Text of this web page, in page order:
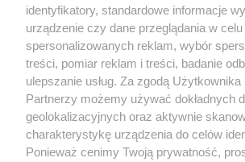
identyfikatory, standardowe informacje
urządzenie czy dane przeglądania w
spersonalizowanych reklam, wybór
treści, pomiar reklam i treści, badanie
ulepszanie usług. Za zgodą
Partnerzy możemy używać dokładnych
geolokalizacyjnych oraz aktywnie
charakterystykę urządzenia do celów
Ponieważ cenimy Twoją prywatność,